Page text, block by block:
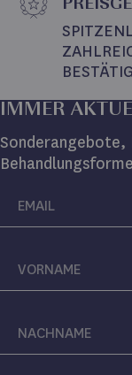
IMMER
Sonderangebote,